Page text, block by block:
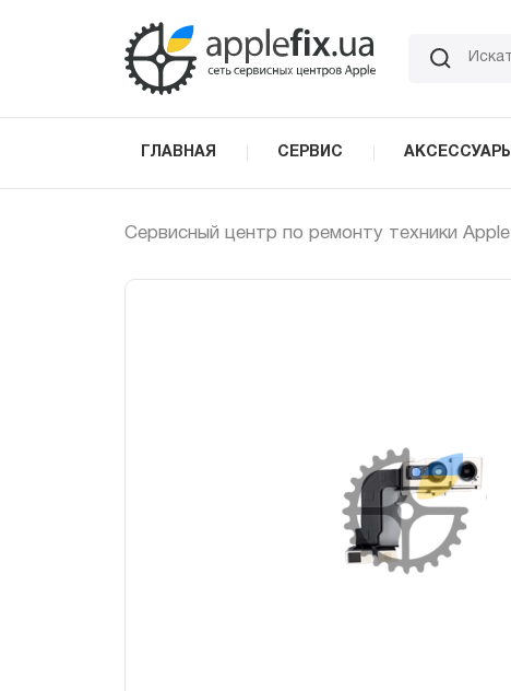
ГЛАВНАЯ СЕРВИС АКСЕССУАРЫ
Сервисный центр по ремонту техники Apple